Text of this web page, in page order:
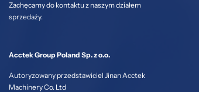
Zachęcamy do kontaktu z naszym działem
sprzedaży.
Acctek Group Poland Sp. z o.o.
Autoryzowany przedstawiciel Jinan Acctek
Machinery Co. Ltd